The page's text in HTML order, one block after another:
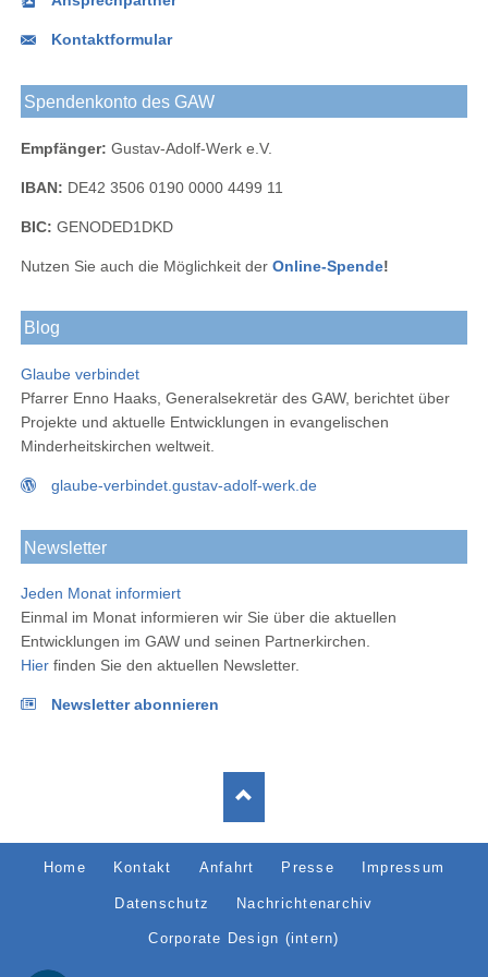
Kontaktformular
Spendenkonto des GAW
Empfänger: Gustav-Adolf-Werk e.V.
IBAN: DE42 3506 0190 0000 4499 11
BIC: GENODED1DKD
Nutzen Sie auch die Möglichkeit der Online-Spende!
Blog
Glaube verbindet
Pfarrer Enno Haaks, Generalsekretär des GAW, berichtet über
Projekte und aktuelle Entwicklungen in evangelischen
Minderheitskirchen weltweit.
glaube-verbindet.gustav-adolf-werk.de
Newsletter
Jeden Monat informiert
Einmal im Monat informieren wir Sie über die aktuellen
Entwicklungen im GAW und seinen Partnerkirchen.
Hierfinden Sie den aktuellen Newsletter.
Newsletter abonnieren
Navigation
Home Kontakt Anfahrt Presse Impressum
Datenschutz Nachrichtenarchiv
Corporate Design (intern)